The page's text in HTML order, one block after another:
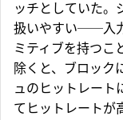
ッチとしていた。
扱いやすい──入
ミティブを持つこ
除くと、ブロック
ュのヒットレート
てヒットレートが